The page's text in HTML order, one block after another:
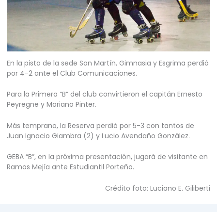
En la pista de la sede San Martín, Gimnasia y Esgrima perdió
por 4-2 ante el Club Comunicaciones.
Para la Primera “B” del club convirtieron el capitán Ernesto
Peyregne y Mariano Pinter.
Más temprano, la Reserva perdió por 5-3 con tantos de
Juan Ignacio Giambra (2) y Lucio Avendaño González.
GEBA “B”, en la próxima presentación, jugará de visitante en
Ramos Mejía ante Estudiantil Porteño.
Crédito foto: Luciano E. Giliberti